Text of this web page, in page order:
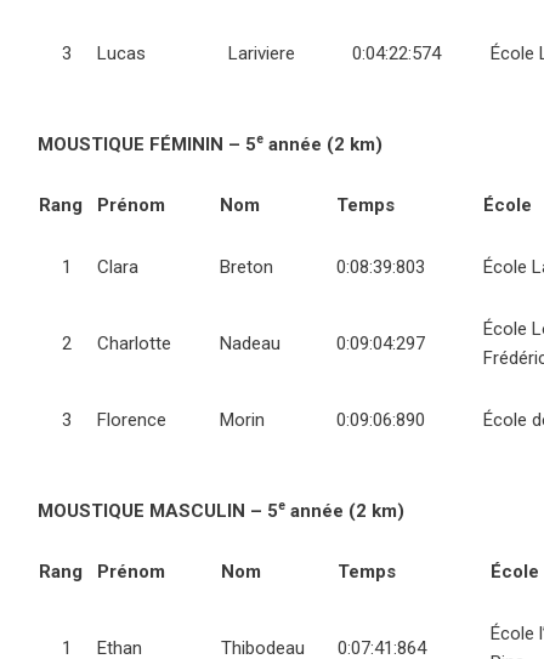
3 Lucas Lariviere 0:04:22:574 École
MOUSTIQUE FÉMININ – 5e année (2 km)
Rang Prénom Nom Temps École
1 Clara Breton 0:08:39:803 École
2 Charlotte Nadeau 0:09:04:297
École
3 Florence Morin 0:09:06:890 École
MOUSTIQUE MASCULIN – 5e année (2 km)
Rang Prénom Nom Temps École
1 Ethan Thibodeau 0:07:41:864
École